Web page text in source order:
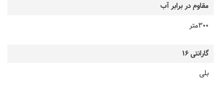
مقاوم در برابر آب
300متر
گارانتی 16
بلی